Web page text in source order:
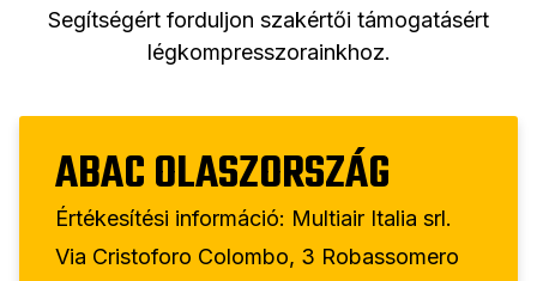
Segítségért forduljon szakértői támogatásért
légkompresszorainkhoz.
ABAC OLASZORSZÁG
Értékesítési információ: Multiair Italia srl.
Via Cristoforo Colombo, 3 Robassomero